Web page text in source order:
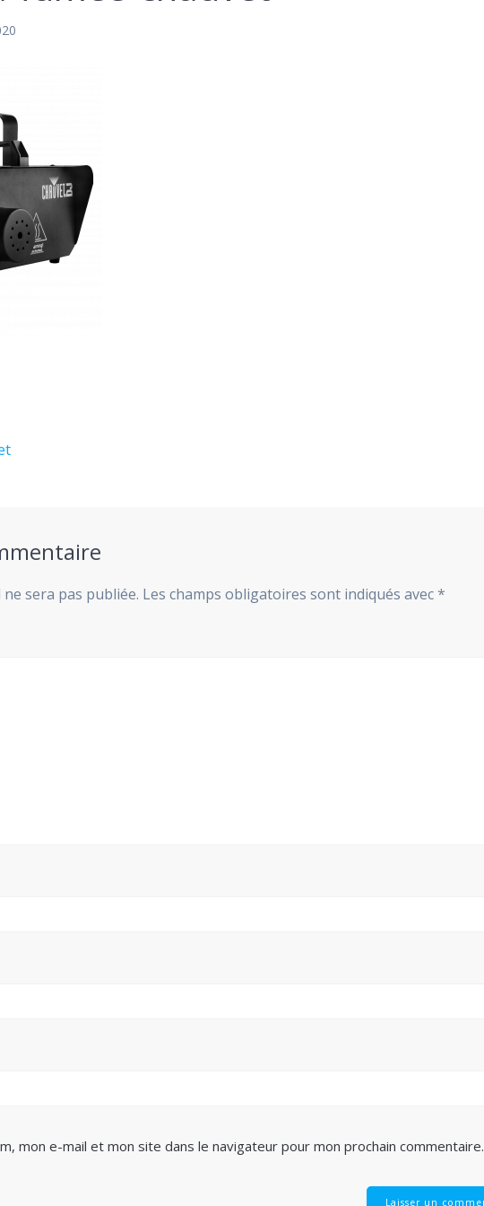
sera pas publiée. Les champs obligatoires sont indiqués avec*
mon e-mail et mon site dans le navigateur pour mon prochain commentaire.